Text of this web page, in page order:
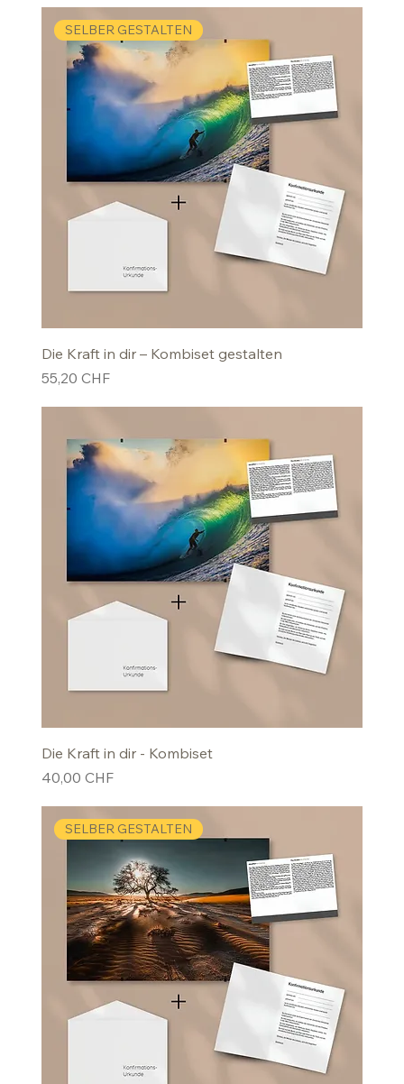
SELBER GESTALTEN
Die Kraft in dir – Kombiset gestalten
Preis
55,20 CHF
Die Kraft in dir - Kombiset
Preis
40,00 CHF
SELBER GESTALTEN